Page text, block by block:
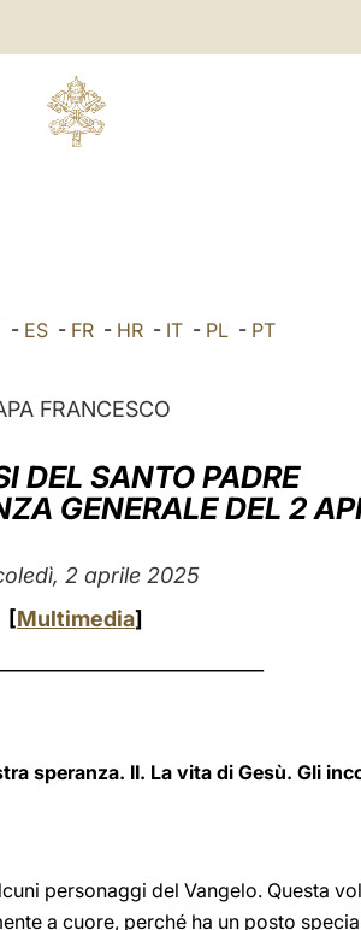
- ES- FR- HR- IT- PL- PT
FRANCESCO
DEL SANTO PADRE
GENERALE DEL 2
2 aprile 2025
[Multimedia]
speranza. II. La vita di Gesù. Gli
personaggi del Vangelo. Questa
a cuore, perché ha un posto